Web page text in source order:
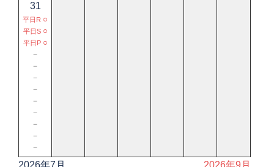
31
平日R ○
平日S ○
平日P ○
－
－
－
－
－
－
－
－
－